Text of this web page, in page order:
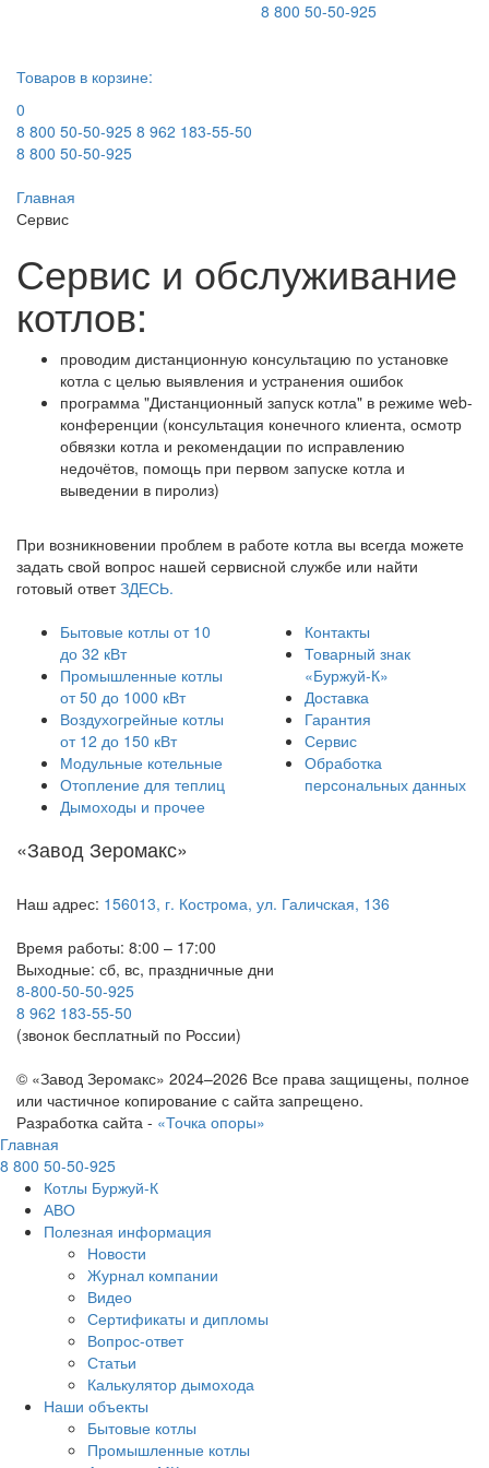
8 800 50-50-925
Товаров в корзине:
0
8 800 50-50-925 8 962 183-55-50
8 800 50-50-925
Главная
Сервис
Сервис и обслуживание
котлов:
проводим дистанционную консультацию по установке
котла с целью выявления и устранения ошибок
программа "Дистанционный запуск котла" в режиме web-
конференции (консультация конечного клиента, осмотр
обвязки котла и рекомендации по исправлению
недочётов, помощь при первом запуске котла и
выведении в пиролиз)
При возникновении проблем в работе котла вы всегда можете
задать свой вопрос нашей сервисной службе или найти
готовый ответЗДЕСЬ.
Бытовые котлы от 10
до 32 кВт
Промышленные котлы
от 50 до 1000 кВт
Воздухогрейные котлы
от 12 до 150 кВт
Модульные котельные
Отопление для теплиц
Дымоходы и прочее
Контакты
Товарный знак
«Буржуй-К»
Доставка
Гарантия
Сервис
Обработка
персональных данных
«Завод Зеромакс»
Наш адрес: 156013, г. Кострома, ул. Галичская, 136
Время работы: 8:00 – 17:00
Выходные: сб, вс, праздничные дни
8-800-50-50-925
8 962 183-55-50
(звонок бесплатный по России)
© «Завод Зеромакс» 2024–2026 Все права защищены, полное
или частичное копирование с сайта запрещено.
Разработка сайта - «Точка опоры»
Главная
8 800 50-50-925
Котлы Буржуй-К
АВО
Полезная информация
Новости
Журнал компании
Видео
Сертификаты и дипломы
Вопрос-ответ
Статьи
Калькулятор дымохода
Наши объекты
Бытовые котлы
Промышленные котлы